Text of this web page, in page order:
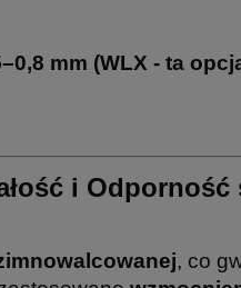
mm (WLX - ta
i
, co